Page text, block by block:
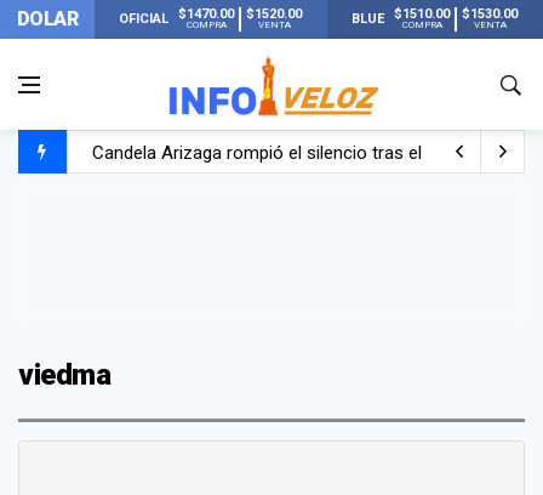
DOLAR OFICIAL $1470.00
COMPRA
$1520.00
VENTA BLUE $1510.00
COMPRA
$1530.00
VENTA
Candela Arizaga rompió el silencio tras el incidente con
viedma